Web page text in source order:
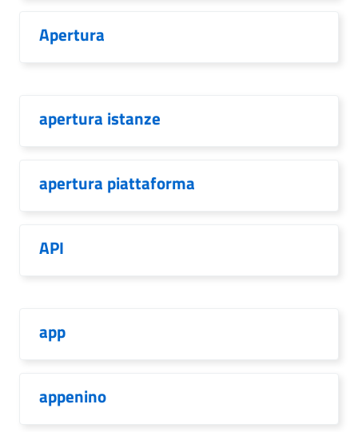
Apertura
apertura istanze
apertura piattaforma
API
app
appenino